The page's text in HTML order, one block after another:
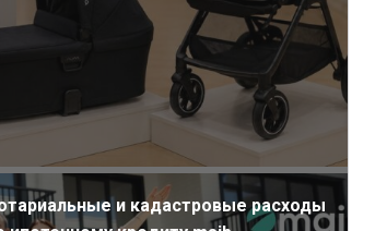
и кадастровые расходы